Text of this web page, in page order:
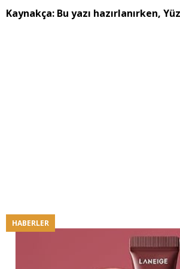
Kaynakça: Bu yazı hazırlanırken,
HABERLER